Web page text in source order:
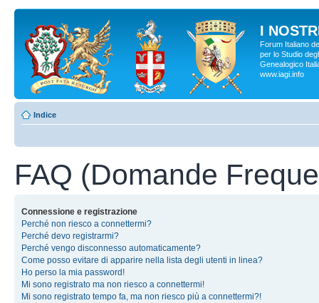
I
Forum Italiano
per lo Studio
Genealogico
www.iagi.info
Indice
FAQ (Domande
Connessione e registrazione
Perché non riesco a connettermi?
Perché devo registrarmi?
Perché vengo disconnesso automaticamente?
Come posso evitare di apparire nella lista degli utenti in linea?
Ho perso la mia password!
Mi sono registrato ma non riesco a connettermi!
Mi sono registrato tempo fa, ma non riesco più a connettermi?!